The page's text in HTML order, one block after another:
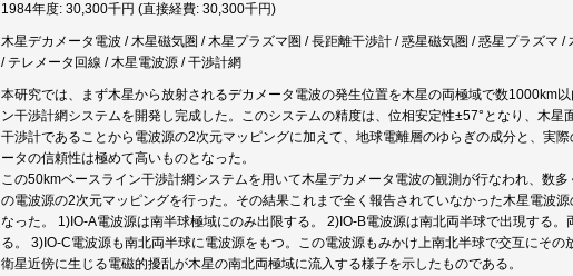
1984年度: 30,300千円 (直接経費: 30,300千円)
木星デカメータ電波 / 木星磁気圏 / 木星プラズマ圏 / 長距離干渉計 / 惑星磁気圏 / 惑星プラズマ
/ テレメータ回線 / 木星電波源 / 干渉計網
本研究では、まず木星から放射されるデカメータ電波の発生位置を木星の両極域で数1000km
ン干渉計網システムを開発し完成した。このシステムの精度は、位相安定性±57°となり、木
干渉計であることから電波源の2次元マッピングに加えて、地球電離層のゆらぎの成分と、実
ータの信頼性は極めて高いものとなった。
この50kmベースライン干渉計網システムを用いて木星デカメータ電波の観測が行なわれ、数
の電波源の2次元マッピングを行った。その結果これまで全く報告されていなかった木星電波
なった。 1)IO-A電波源は南半球極域にのみ出限する。 2)IO-B電波源は南北両半球で出現する
る。 3)IO-C電波源も南北両半球に電波源をもつ。この電波源もみかけ上南北半球で交互にそ
衛星近傍に生じる電磁的擾乱が木星の南北両極域に流入する様子を示したものである。